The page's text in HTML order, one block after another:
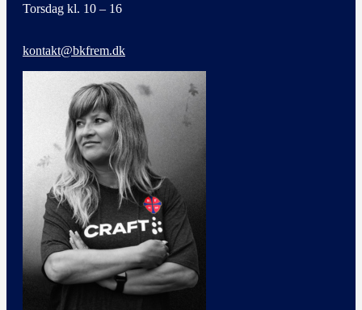
Torsdag kl. 10 – 16
kontakt@bkfrem.dk